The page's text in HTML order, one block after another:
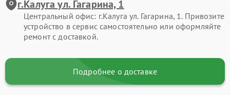
г.Калуга ул. Гагарина, 1
Центральный офис: г.Калуга ул. Гагарина, 1. Привозите
устройство в сервис самостоятельно или оформляйте
ремонт с доставкой.
Подробнее о доставке